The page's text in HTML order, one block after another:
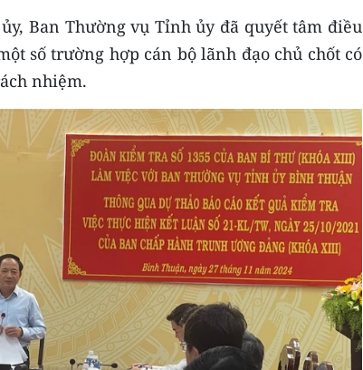
Ban Thường vụ Tỉnh ủy đã quyết tâm điều
số trường hợp cán bộ lãnh đạo chủ chốt có
nhiệm.